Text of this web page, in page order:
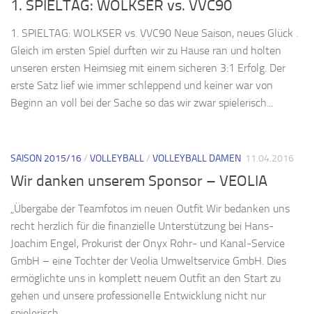
1. SPIELTAG: WOLKSER vs. VVC90
1. SPIELTAG: WOLKSER vs. VVC90 Neue Saison, neues Glück .
Gleich im ersten Spiel durften wir zu Hause ran und holten
unseren ersten Heimsieg mit einem sicheren 3:1 Erfolg. Der
erste Satz lief wie immer schleppend und keiner war von
Beginn an voll bei der Sache so das wir zwar spielerisch...
SAISON 2015/16/ VOLLEYBALL/ VOLLEYBALL DAMEN 11.04.2016
Wir danken unserem Sponsor – VEOLIA
„Übergabe der Teamfotos im neuen Outfit Wir bedanken uns
recht herzlich für die finanzielle Unterstützung bei Hans-
Joachim Engel, Prokurist der Onyx Rohr- und Kanal-Service
GmbH – eine Tochter der Veolia Umweltservice GmbH. Dies
ermöglichte uns in komplett neuem Outfit an den Start zu
gehen und unsere professionelle Entwicklung nicht nur